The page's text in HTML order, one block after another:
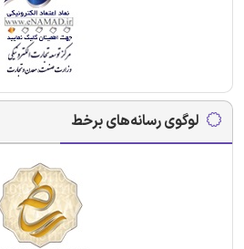
لوگوی رسانه‌های برخط